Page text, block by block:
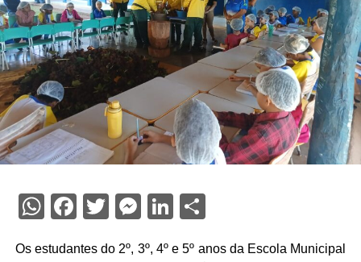
WhatsApp
Facebook
TwitterMessenger
LinkedIn
Os estudantes do 2º, 3º, 4º e 5º anos da Escola Municipal